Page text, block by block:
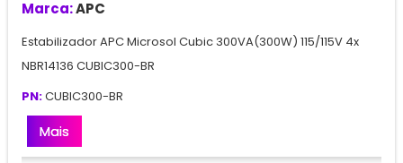
Marca:APC
Estabilizador APC Microsol Cubic 300VA(300W) 115/115V 4x
NBR14136 CUBIC300-BR
PN:CUBIC300-BR
Mais